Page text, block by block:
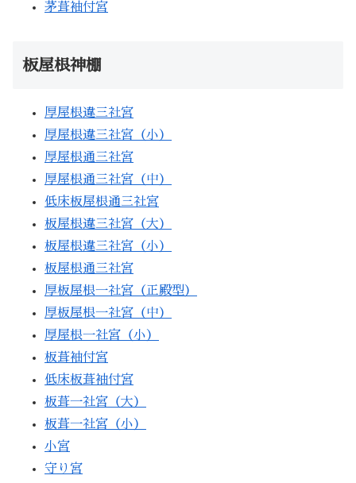
茅葺袖付宮
板屋根神棚
厚屋根違三社宮
厚屋根違三社宮（小）
厚屋根通三社宮
厚屋根通三社宮（中）
低床板屋根通三社宮
板屋根違三社宮（大）
板屋根違三社宮（小）
板屋根通三社宮
厚板屋根一社宮（正殿型）
厚板屋根一社宮（中）
厚屋根一社宮（小）
板葺袖付宮
低床板葺袖付宮
板葺一社宮（大）
板葺一社宮（小）
小宮
守り宮